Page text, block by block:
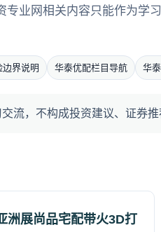
专业网相关内容只能作为学
界说明 华泰优配栏目导航 华
流，不构成投资建议、证券推
洲展尚品宅配带火3D打